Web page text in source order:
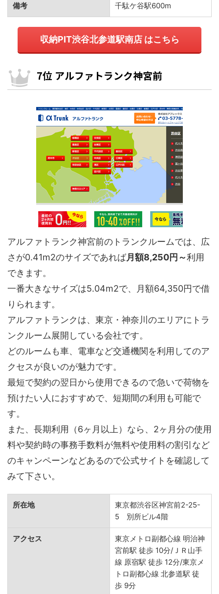
備考 千駄ケ谷駅600m
収納PIT渋谷北参道駅南店 はこちら
7位 アルファトランク神宮前
アルファトランク神宮前のトランクルームでは、広
さが0.41m2のサイズであれば月額8,250円～利用
できます。
一番大きなサイズは5.04m2で、月額64,350円で借
りられます。
アルファトランクは、東京・神奈川のエリアにトラ
ンクルーム展開している会社です。
どのルームも車、電車など交通機関を利用してのア
クセスが良いのが魅力です。
最短で契約の翌日から使用できるので急いで荷物を
預けたい人におすすめで、短期間の利用も可能で
す。
また、長期利用（6ヶ月以上）なら、2ヶ月分の使用
料や契約時の事務手数料が無料や使用料の割引など
のキャンペーンなどあるので公式サイトを確認して
みて下さい。
所在地
東京都渋谷区神宮前2-25-
5 別所ビル4階
アクセス
東京メトロ副都心線 明治神
宮前駅 徒歩 10分/ＪＲ山手
線 原宿駅 徒歩 12分/東京メ
トロ副都心線 北参道駅 徒
歩 9分